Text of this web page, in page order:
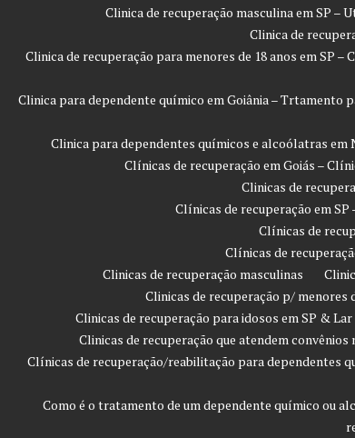
Clinica de recuperação masculina em SP –
Clinica de
Clinica de recuperação para menores de 18 anos em SP –
Clinica para dependente químico em Goiânia – Trtamento
Clinica para dependentes químicos e alcoólatras em
Clínicas de recuperação em Goiás –
Clinicas de
Clínicas de recuperação em
Clínicas de
Clínicas de
Clinicas de recuperação masculinas
Clinicas de recuperação p/ menores
Clinicas de recuperação para idosos em SP &
Clinicas de recuperação que atendem convênios
Clínicas de recuperação/reabilitação para dependentes
Como é o tratamento de um dependente químico ou